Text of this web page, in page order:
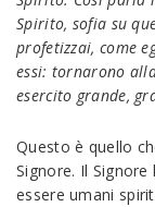
Spirito, sofia su
profetizzai, come
essi: tornarono
esercito grande,
Questo è quello
Signore. Il
essere umani